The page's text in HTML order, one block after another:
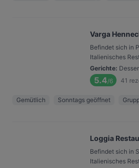
Varga
Befindet sich in
Italienisches
Gerichte:
5.4/6 41
Gemütlich Sonntags geöffnet
Loggia
Befindet sich in
Italienisches